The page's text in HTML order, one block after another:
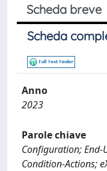
Scheda breve
Scheda
Anno
2023
Parole chiave
Configuration; End-
Condition-Actions;